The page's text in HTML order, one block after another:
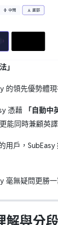
」
的領先優勢體
憑藉 「自動
能同時兼顧英
用戶，SubEasy
毫無疑問更勝
解與分